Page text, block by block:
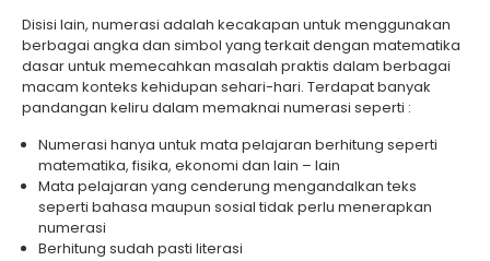
Disisi lain, numerasi adalah kecakapan untuk menggunakan
berbagai angka dan simbol yang terkait dengan matematika
dasar untuk memecahkan masalah praktis dalam berbagai
macam konteks kehidupan sehari-hari. Terdapat banyak
pandangan keliru dalam memaknai numerasi seperti :
Numerasi hanya untuk mata pelajaran berhitung seperti
matematika, fisika, ekonomi dan lain – lain
Mata pelajaran yang cenderung mengandalkan teks
seperti bahasa maupun sosial tidak perlu menerapkan
numerasi
Berhitung sudah pasti literasi